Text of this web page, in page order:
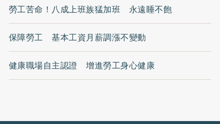
勞工苦命！八成上班族猛加班 永遠睡不飽
保障勞工 基本工資月薪調漲不變動
健康職場自主認證 增進勞工身心健康